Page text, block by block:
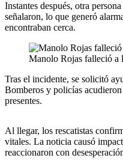
Instantes después, otra
señalaron, lo que generó
encontraban cerca.
Manolo Rojas falleció a
Tras el incidente, se solicitó
Bomberos y policías
presentes.
Al llegar, los rescatistas
vitales. La noticia causó
reaccionaron con